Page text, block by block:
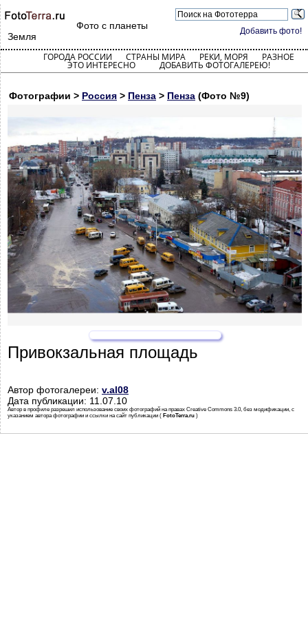
Добавить фото!
Фото с планеты
Земля
ГОРОДА РОССИИ СТРАНЫ МИРА РЕКИ, МОРЯ РАЗНОЕ
ЭТО ИНТЕРЕСНО ДОБАВИТЬ ФОТОГАЛЕРЕЮ!
Фотографии > Россия > Пенза > Пенза (Фото №9)
Привокзальная площадь
Автор фотогалереи: v.al08
Дата публикации: 11.07.10
Автор в профиле разрешил использование своих фотографий на правах Creative Commons 3.0, без модификации, с
указанием автора фотографии и ссылки на сайт публикации ( FotoTerra.ru )